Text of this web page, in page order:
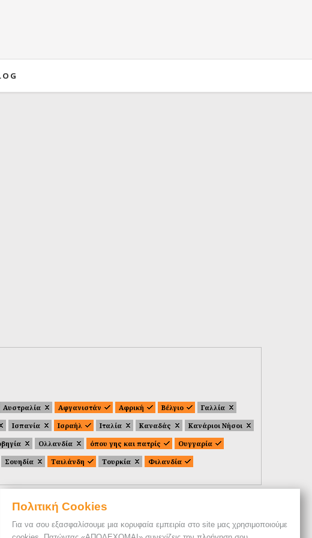
Πολιτική Cookies
Για να σου εξασφαλίσουμε μια κορυφαία εμπειρία στο site μας χρησιμοποιούμε
Αυστραλία Αφγανιστάν Αφρική Βέλγιο
Γαλλία
Ισπανία Ισραήλ Ιταλία Καναδάς
Κανάριοι Νήσοι
Ολλανδία όπου γης και πατρίς
Ουγγαρία
Σουηδία Ταιλάνδη Τουρκία Φιλανδία